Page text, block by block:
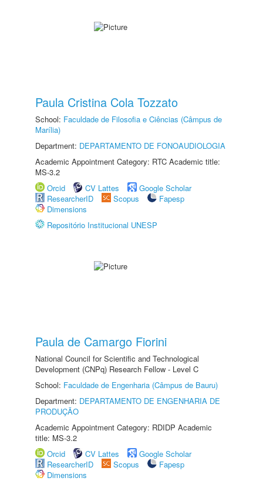
Paula Cristina Cola Tozzato
School: Faculdade de Filosofia e Ciências (Câmpus de
Marília)
Department: DEPARTAMENTO DE FONOAUDIOLOGIA
Academic Appointment Category: RTC Academic title:
MS-3.2
Orcid
CV Lattes
Google Scholar
ResearcherID
Scopus
Fapesp
Dimensions
Repositório Institucional UNESP
Paula de Camargo Fiorini
National Council for Scientific and Technological
Development (CNPq) Research Fellow - Level C
School: Faculdade de Engenharia (Câmpus de Bauru)
Department: DEPARTAMENTO DE ENGENHARIA DE
PRODUÇÃO
Academic Appointment Category: RDIDP Academic
title: MS-3.2
Orcid
CV Lattes
Google Scholar
ResearcherID
Scopus
Fapesp
Dimensions